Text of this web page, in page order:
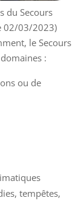
du Secours
02/03/2023)
le Secours
:
ou de
tempêtes,